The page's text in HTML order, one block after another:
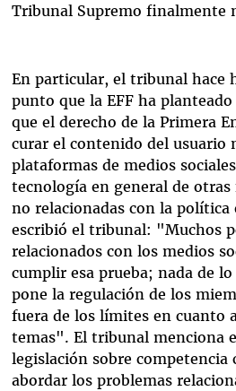
Tribunal Supremo finalmente
En particular, el tribunal hace
punto que la EFF ha
que el derecho de la Primera
curar el contenido del usuario
plataformas de medios
tecnología en general de
no relacionadas con la política
escribió el tribunal: "Muchos
relacionados con los medios
cumplir esa prueba; nada de lo
pone la regulación de los
fuera de los límites en cuanto
temas". El tribunal menciona
legislación sobre competencia
abordar los problemas